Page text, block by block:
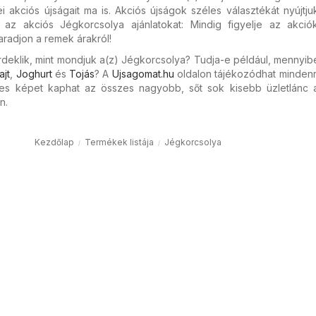
akciós újságait ma is. Akciós újságok széles választékát
az akciós Jégkorcsolya ajánlatokat: Mindig figyelje az
a remek árakról!
mint mondjuk a(z) Jégkorcsolya? Tudja-e például,
Joghurtés Tojás? A Ujsagomat.hu oldalon tájékozódhat
képet kaphat az összes nagyobb, sőt sok kisebb üzletlánc
Kezdőlap Termékek listája Jégkorcsolya